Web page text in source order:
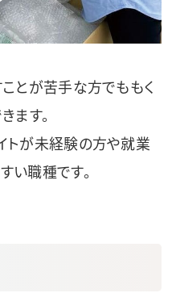
とが苦手な方でももく
ます。
トが未経験の方や就業
い職種です。